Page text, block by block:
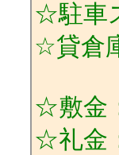
☆駐車
☆貸倉
☆敷金
☆礼金